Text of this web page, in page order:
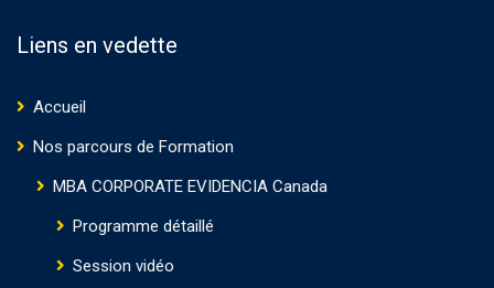
Liens en vedette
Accueil
Nos parcours de Formation
MBA CORPORATE EVIDENCIA Canada
Programme détaillé
Session vidéo